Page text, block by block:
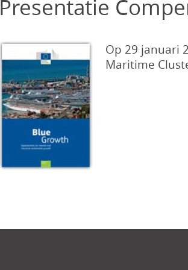
Presentatie
Op 29 januari
Maritime